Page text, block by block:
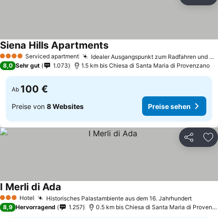
4 Sterne Serviced apartment Idealer Ausgangspunkt zum Radfahren und Wandern
Siena Hills ApartmentsPreise sehen
8,0 Sehr gut 1.073 1.5 km bis Chiesa di Santa Maria di Provenzano
Ab 100 €
Preise von 8 Websites Preise sehen
Teilen
3 SterneHotel Historisches Palastambiente aus dem 16. JahrhundertPreise
I Merli di Ada
8,9 Hervorragend 1.257 0.5 km bis Chiesa di Santa Maria di